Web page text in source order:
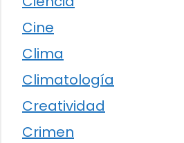
Cine
Clima
Climatología
Creatividad
Crimen